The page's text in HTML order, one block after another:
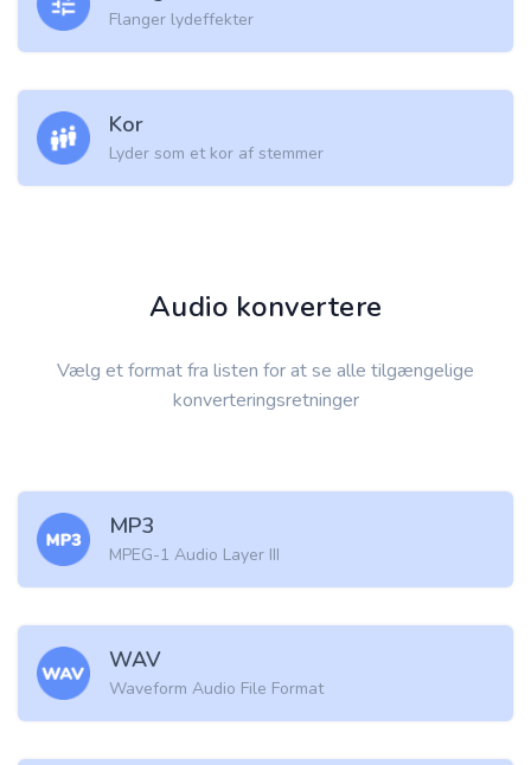
Flanger lydeffekter
Kor
Lyder som et kor af stemmer
Audio konvertere
Vælg et format fra listen for at se alle tilgængelige
konverteringsretninger
MP3
MPEG-1 Audio Layer III
WAV
Waveform Audio File Format